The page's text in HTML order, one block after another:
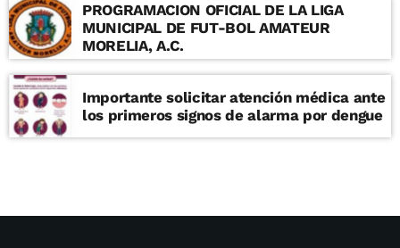
PROGRAMACION OFICIAL DE LA LIGA
MUNICIPAL DE FUT-BOL AMATEUR
MORELIA, A.C.
Importante solicitar atención médica ante
los primeros signos de alarma por dengue